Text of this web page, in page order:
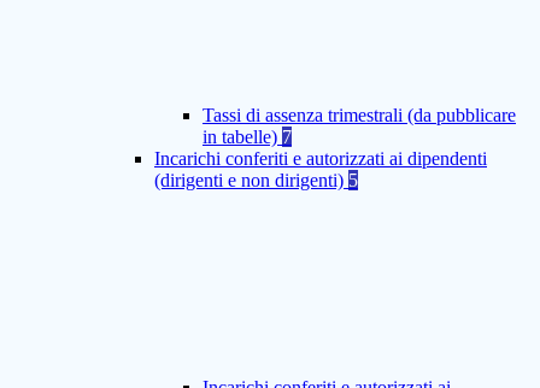
Tassi di assenza trimestrali (da pubblicare
in tabelle) 7
Incarichi conferiti e autorizzati ai dipendenti
(dirigenti e non dirigenti) 5